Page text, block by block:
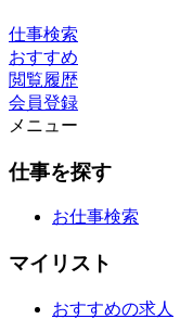
仕事検索
おすすめ
閲覧履歴
会員登録
メニュー
仕事を探す
お仕事検索
マイリスト
おすすめの求人